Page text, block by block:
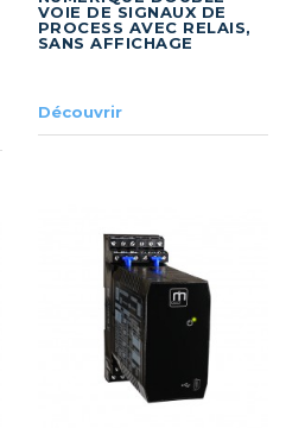
VOIE DE SIGNAUX DE
PROCESS AVEC RELAIS,
SANS AFFICHAGE
Découvrir